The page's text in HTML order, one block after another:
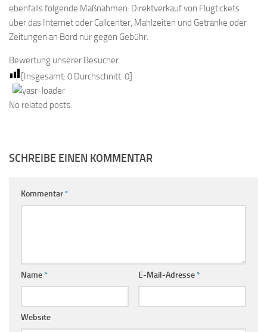
ebenfalls folgende Maßnahmen: Direktverkauf von Flugtickets
über das Internet oder Callcenter, Mahlzeiten und Getränke oder
Zeitungen an Bord nur gegen Gebühr.
Bewertung unserer Besucher
[Insgesamt: 0 Durchschnitt: 0]
No related posts.
SCHREIBE EINEN KOMMENTAR
Kommentar*
Name* E-Mail-Adresse*
Website